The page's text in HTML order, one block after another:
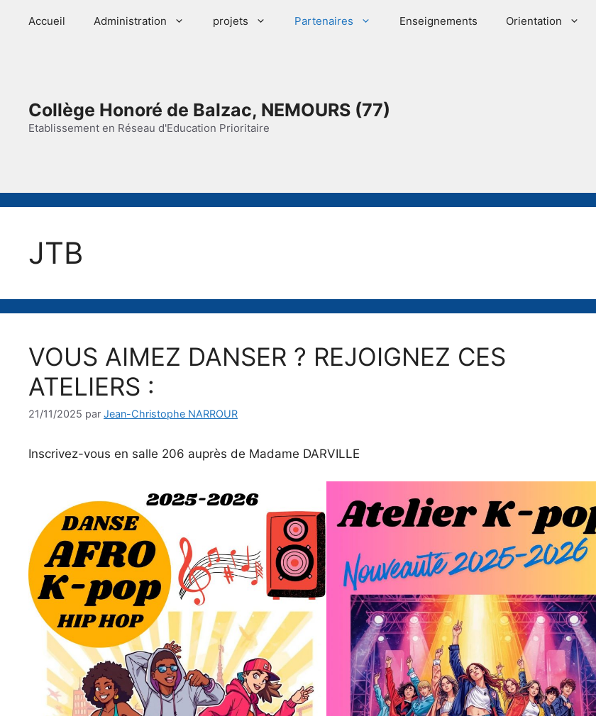
Accueil Administration projets Partenaires Enseignements Orientation
Collège Honoré de Balzac, NEMOURS (77)
Etablissement en Réseau d'Education Prioritaire
JTB
VOUS AIMEZ DANSER ? REJOIGNEZ CES
ATELIERS :
21/11/2025 par Jean-Christophe NARROUR
Inscrivez-vous en salle 206 auprès de Madame DARVILLE